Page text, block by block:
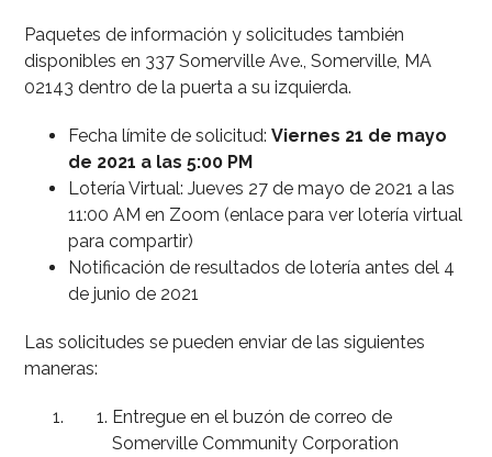
Paquetes de información y solicitudes también
disponibles en 337 Somerville Ave., Somerville, MA
02143 dentro de la puerta a su izquierda.
Fecha límite de solicitud:Viernes 21 de mayo
de 2021 a las 5:00 PM
Lotería Virtual: Jueves 27 de mayo de 2021 a las
11:00 AM en Zoom (enlace para ver lotería virtual
para compartir)
Notificación de resultados de lotería antes del 4
de junio de 2021
Las solicitudes se pueden enviar de las siguientes
maneras:
Entregue en el buzón de correo de
Somerville Community Corporation